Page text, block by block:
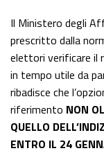
Il Ministero degli
prescritto dalla
elettori verificare il
in tempo utile da
ribadisce che
riferimento NON
QUELLO
ENTRO IL 24